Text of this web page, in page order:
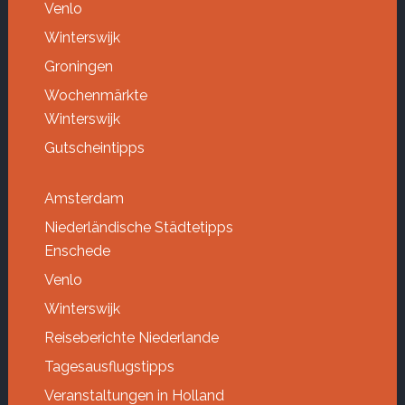
Venlo
Winterswijk
Groningen
Wochenmärkte
Winterswijk
Gutscheintipps
Amsterdam
Niederländische Städtetipps
Enschede
Venlo
Winterswijk
Reiseberichte Niederlande
Tagesausflugstipps
Veranstaltungen in Holland